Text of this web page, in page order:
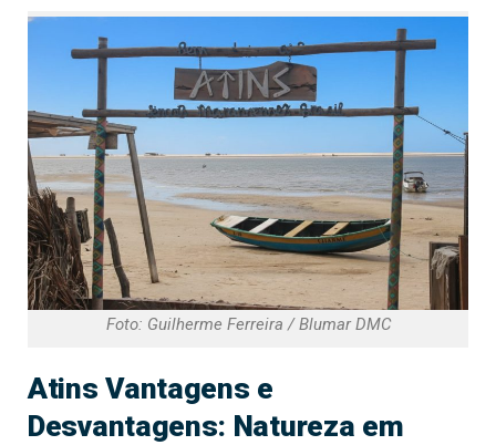
Foto: Guilherme Ferreira / Blumar DMC
Atins Vantagens e
Desvantagens: Natureza em